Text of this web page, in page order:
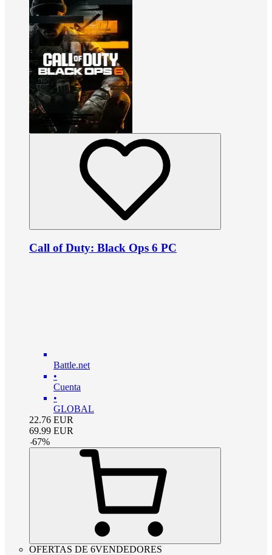
Call of Duty: Black Ops 6 PC
Battle.net
•
Cuenta
•
GLOBAL
22.76 EUR
69.99 EUR
-67%
OFERTAS DE 6VENDEDORES